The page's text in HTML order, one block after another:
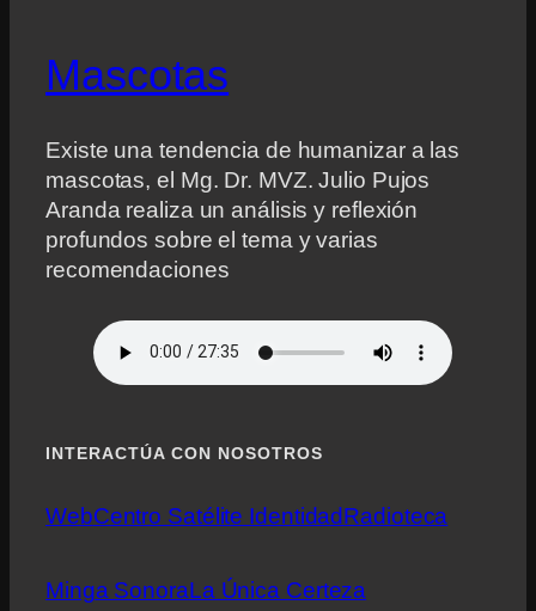
Mascotas
Existe una tendencia de humanizar a las
mascotas, el Mg. Dr. MVZ. Julio Pujos
Aranda realiza un análisis y reflexión
profundos sobre el tema y varias
recomendaciones
INTERACTÚA CON NOSOTROS
WebCentro Satélite IdentidadRadioteca
Minga SonoraLa Única Certeza